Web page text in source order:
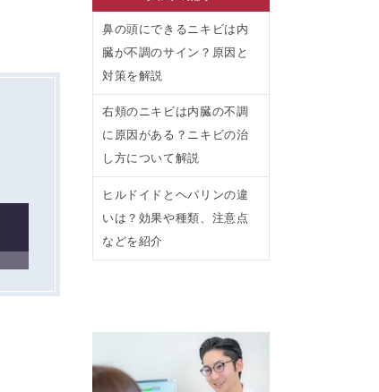
鼻の頭にできるニキビは内
臓が不調のサイン？原因と
対策を解説
右頬のニキビは内臓の不調
に原因がある？ニキビの治
し方について解説
ヒルドイドとヘパリンの違
いは？効果や種類、注意点
などを紹介